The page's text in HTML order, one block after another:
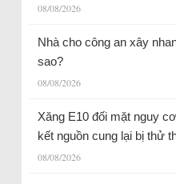
08/08/2026
Nhà cho công an xây
sao?
08/08/2026
Xăng E10 đối mặt nguy
kết nguồn cung lại bị thử
08/08/2026